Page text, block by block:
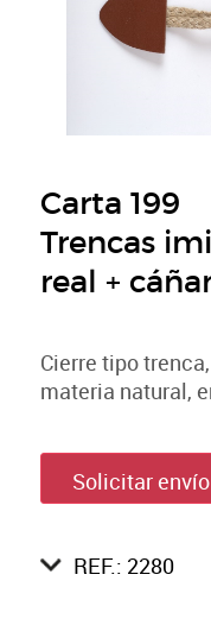
Carta 199
Trencas
real +
Cierre tipo
materia natural,
Solicitar
REF.: 2280